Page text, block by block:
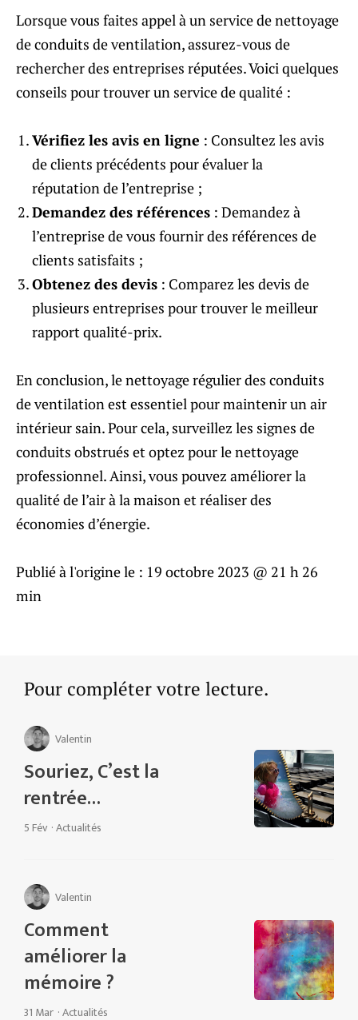
Lorsque vous faites appel à un service de nettoyage
de conduits de ventilation, assurez-vous de
rechercher des entreprises réputées. Voici quelques
conseils pour trouver un service de qualité :
Vérifiez les avis en ligne : Consultez les avis
de clients précédents pour évaluer la
réputation de l’entreprise ;
Demandez des références : Demandez à
l’entreprise de vous fournir des références de
clients satisfaits ;
Obtenez des devis : Comparez les devis de
plusieurs entreprises pour trouver le meilleur
rapport qualité-prix.
En conclusion, le nettoyage régulier des conduits
de ventilation est essentiel pour maintenir un air
intérieur sain. Pour cela, surveillez les signes de
conduits obstrués et optez pour le nettoyage
professionnel. Ainsi, vous pouvez améliorer la
qualité de l’air à la maison et réaliser des
économies d’énergie.
Publié à l'origine le : 19 octobre 2023 @ 21 h 26
min
Pour compléter votre lecture.
Valentin
Souriez, C’est la
rentrée…
5 Fév ·Actualités
Valentin
Comment
améliorer la
mémoire ?
31 Mar ·Actualités